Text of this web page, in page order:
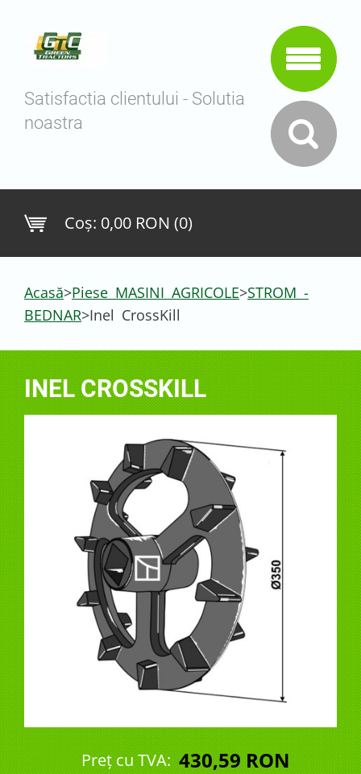
Satisfactia clientului - Solutia
noastra
Coş: 0,00 RON (0)
Acasă>Piese MASINI AGRICOLE>STROM -
BEDNAR>Inel CrossKill
INEL CROSSKILL
Preț cu TVA: 430,59 RON